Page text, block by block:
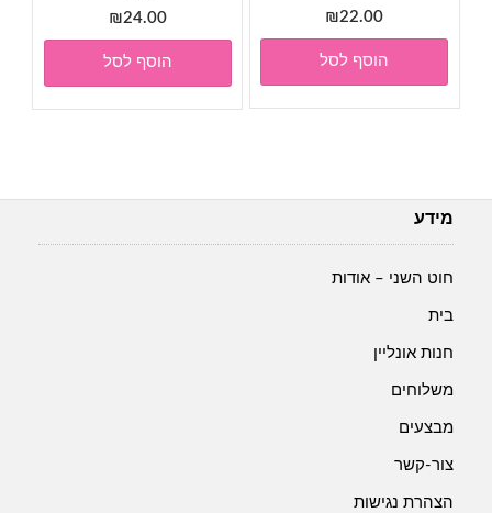
₪22.00
הוסף לסל
₪24.00
הוסף לסל
מידע
חוט השני – אודות
בית
חנות אונליין
משלוחים
מבצעים
צור-קשר
הצהרת נגישות